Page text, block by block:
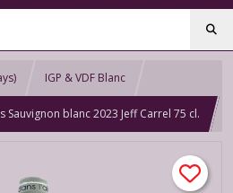
IGP & VDF Blanc
Sauvignon blanc 2023 Jeff Carrel 75 cl.